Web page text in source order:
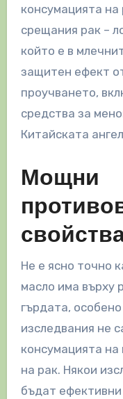
консумацията
срещания рак –
който е в
защитен ефект
проучването,
средства за
Китайската
Мощни
Не е ясно точно
масло има върху
гърдата,
изследвания не
консумацията
на рак. Някои
бъдат